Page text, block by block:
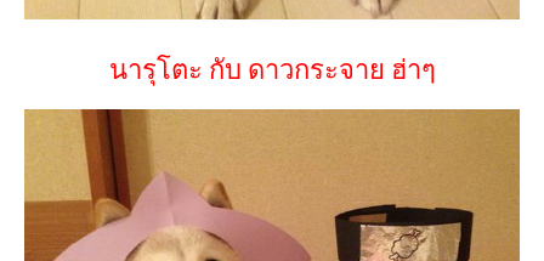
นารุโตะ กับ ดาวกระจาย ฮ่าๆ